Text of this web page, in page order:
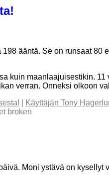
ääntä. Se on runsaat 80
kuin maanlaajuisestikin.
verran. Onneksi olkoon
Käyttäjän Tony
broken
Moni ystävä on